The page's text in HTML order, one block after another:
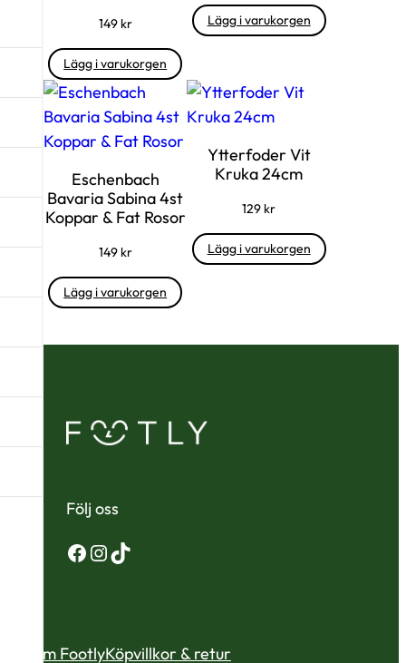
149 kr
Lägg i varukorgen
Lägg i varukorgen
Eschenbach
Bavaria Sabina 4st
Koppar & Fat Rosor
149 kr
Lägg i varukorgen
Ytterfoder Vit
Kruka 24cm
129 kr
Lägg i varukorgen
Följ oss
Facebook
Instagram
TikTok
Om FootlyKöpvillkor & retur